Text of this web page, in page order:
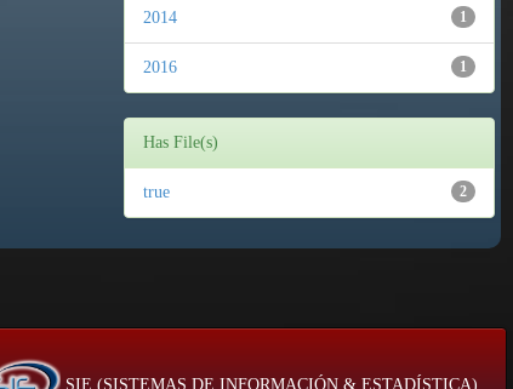
1
2014
1
2016
Has File(s)
2
true
SIE (SISTEMAS DE INFORMACIÓN & ESTADÍSTICA)